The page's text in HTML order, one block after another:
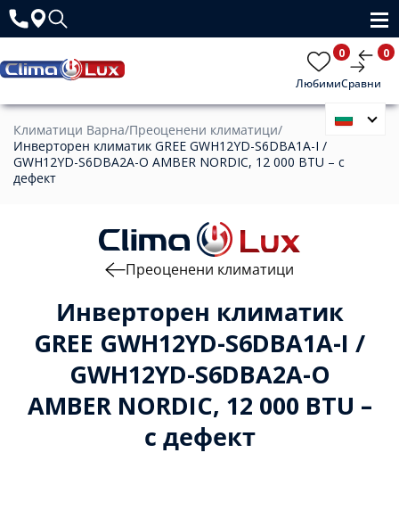
Любими
0
Сравни
0
Климатици Варна/Преоценени климатици/
Инверторен климатик GREE GWH12YD-S6DBA1A-I /
GWH12YD-S6DBA2A-O AMBER NORDIC, 12 000 BTU – с
дефект
Инверторен климатик
GREE GWH12YD-S6DBA1A-I /
GWH12YD-S6DBA2A-O
AMBER NORDIC, 12 000 BTU –
с дефект
Преоценени климатици